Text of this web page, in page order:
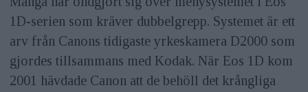
1D-serien som kräver dubbelgrepp. Systemet är ett
arv från Canons tidigaste yrkeskamera D2000 som
gjordes tillsammans med Kodak. När Eos 1D kom
2001 hävdade Canon att de behöll det krångliga